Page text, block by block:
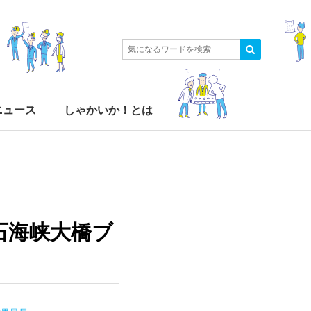
ース しゃかいか！とは
海峡大橋ブ